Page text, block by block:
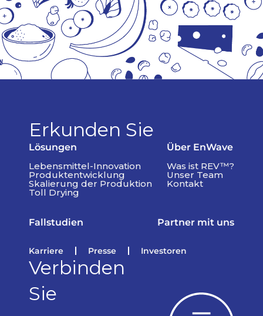
Erkunden Sie
Lösungen
Lebensmittel-Innovation
Produktentwicklung
Skalierung der Produktion
Toll Drying
Über EnWave
Was ist REV™?
Unser Team
Kontakt
Fallstudien Partner mit uns
Karriere Presse Investoren
Verbinden
Sie